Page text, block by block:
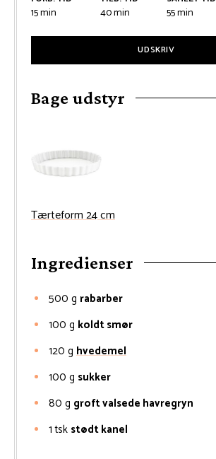
15minutter
min 40minutter
min 55minutter
min
UDSKRIV
Bage udstyr
Tærteform 24 cm
Ingredienser
500 g rabarber
100 g koldt smør
120 g hvedemel
100 g sukker
80 g groft valsede havregryn
1 tsk stødt kanel